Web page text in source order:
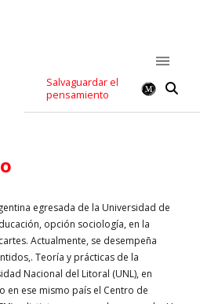
Salvaguardar el
pensamiento
egresada de la Universidad de
opción sociología, en la
Actualmente, se desempeña
Teoría y prácticas de la
Nacional del Litoral (UNL), en
en ese mismo país el Centro de